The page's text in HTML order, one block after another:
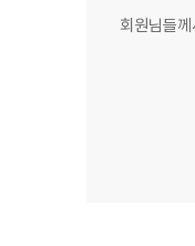
회원님들